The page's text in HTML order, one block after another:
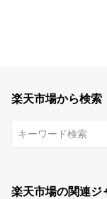
楽天市場から検索
楽天市場の関連ジ